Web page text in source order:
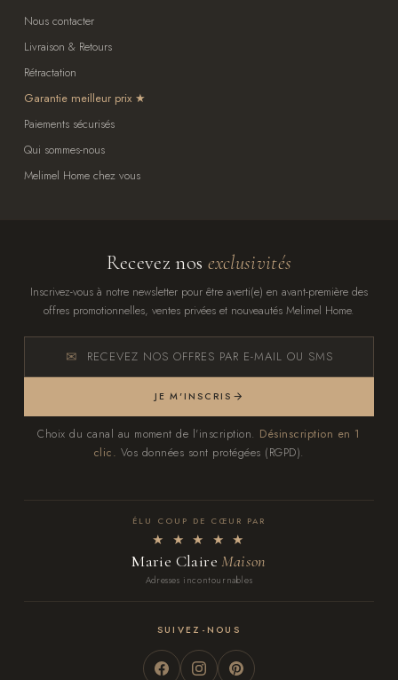
Nous contacter
Livraison & Retours
Rétractation
Garantie meilleur prix
Paiements sécurisés
Qui sommes-nous
Melimel Home chez vous
Recevez nos exclusivités
Inscrivez-vous à notre newsletter pour être averti(e) en avant-première des
offres promotionnelles, ventes privées et nouveautés Melimel Home.
RECEVEZ NOS OFFRES PAR E-MAIL OU SMS
JE M'INSCRIS
Choix du canal au moment de l'inscription. Désinscription en 1
clic. Vos données sont protégées (RGPD).
ÉLU COUP DE CŒUR PAR
★ ★ ★ ★ ★
Marie ClaireMaison
Adresses incontournables
SUIVEZ-NOUS